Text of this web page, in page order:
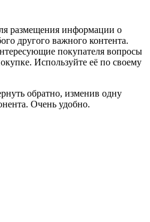
размещения информации о
другого важного контента.
покупателя вопросы
Используйте её по своему
обратно, изменив одну
Очень удобно.